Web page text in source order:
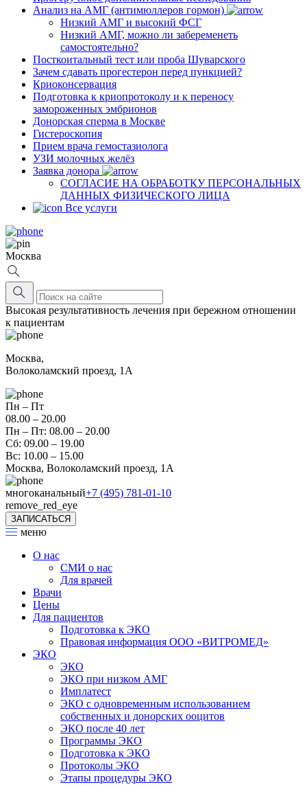
Анализ на АМГ (антимюллеров гормон)
Низкий АМГ и высокий ФСГ
Низкий АМГ, можно ли забеременеть
самостоятельно?
Посткоитальный тест или проба Шуварского
Зачем сдавать прогестерон перед пункцией?
Криоконсервация
Подготовка к криопротоколу и к переносу
замороженных эмбрионов
Донорская сперма в Москве
Гистероскопия
Прием врача гемостазиолога
УЗИ молочных желёз
Заявка донора
СОГЛАСИЕ НА ОБРАБОТКУ ПЕРСОНАЛЬНЫХ
ДАННЫХ ФИЗИЧЕСКОГО ЛИЦА
Все услуги
Москва
Высокая результативность лечения при бережном отношении
к пациентам
Москва,
Волоколамский проезд, 1А
Пн – Пт
08.00 – 20.00
Пн – Пт: 08.00 – 20.00
Сб: 09.00 – 19.00
Вс: 10.00 – 15.00
Москва, Волоколамский проезд, 1А
многоканальный+7 (495) 781-01-10
remove_red_eye
ЗАПИСАТЬСЯ
меню
О нас
СМИ о нас
Для врачей
Врачи
Цены
Для пациентов
Подготовка к ЭКО
Правовая информация ООО «ВИТРОМЕД»
ЭКО
ЭКО
ЭКО при низком АМГ
Имплатест
ЭКО с одновременным использованием
собственных и донорских ооцитов
ЭКО после 40 лет
Программы ЭКО
Подготовка к ЭКО
Протоколы ЭКО
Этапы процедуры ЭКО